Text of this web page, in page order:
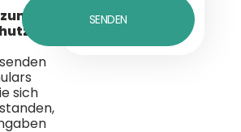
sich
SENDEN